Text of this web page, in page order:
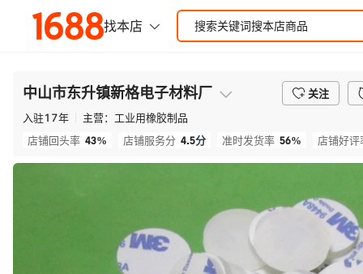
中山市东升镇新格电子材料厂
关注
入驻17年 主营： 工业用橡胶制品
店铺回头率 43% 店铺服务分 4.5分 准时发货率 56% 店铺好评